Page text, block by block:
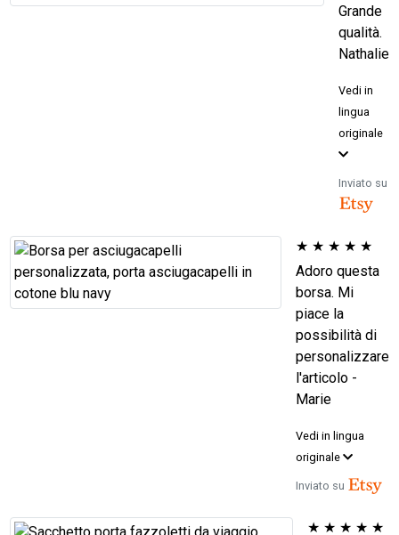
Grande
qualità.
Nathalie
Vedi in
lingua
originale
Inviato su
★ ★ ★ ★ ★
Adoro questa
borsa. Mi
piace la
possibilità di
personalizzare
l'articolo -
Marie
Vedi in lingua
originale
Inviato su
★ ★ ★ ★ ★